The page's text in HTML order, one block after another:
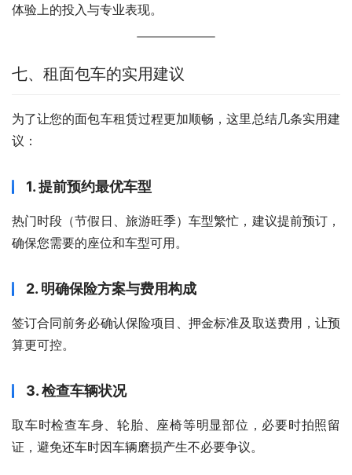
体验上的投入与专业表现。
七、租面包车的实用建议
为了让您的面包车租赁过程更加顺畅，这里总结几条实用建
议：
1. 提前预约最优车型
热门时段（节假日、旅游旺季）车型繁忙，建议提前预订，
确保您需要的座位和车型可用。
2. 明确保险方案与费用构成
签订合同前务必确认保险项目、押金标准及取送费用，让预
算更可控。
3. 检查车辆状况
取车时检查车身、轮胎、座椅等明显部位，必要时拍照留
证，避免还车时因车辆磨损产生不必要争议。